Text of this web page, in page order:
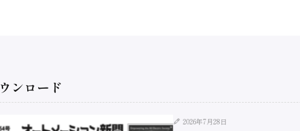
ンロード
2026年7月28日